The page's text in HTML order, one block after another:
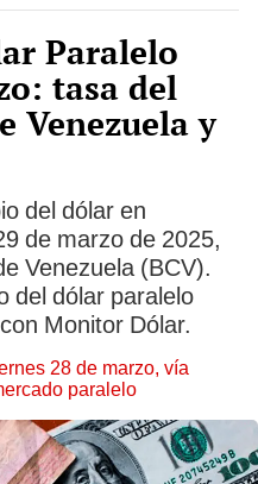
Paralelo
tasa del
Venezuela y
del dólar en
de marzo de 2025,
Venezuela (BCV).
del dólar paralelo
Monitor Dólar.
28 de marzo, vía
paralelo